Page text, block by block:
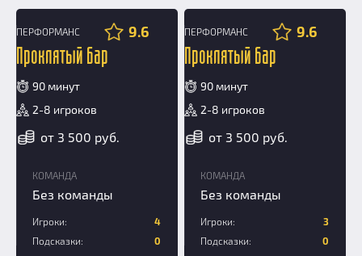
12+
ПЕРФОРМАНС 9.6
Проклятый бар
90 минут
2-8 игроков
от 3 500 руб.
КОМАНДА
Без команды
Игроки:
4
Подсказки:
0
ПЕРФОРМАНС 9.6
Проклятый бар
90 минут
2-8 игроков
от 3 500 руб.
КОМАНДА
Без команды
Игроки:
3
Подсказки:
0